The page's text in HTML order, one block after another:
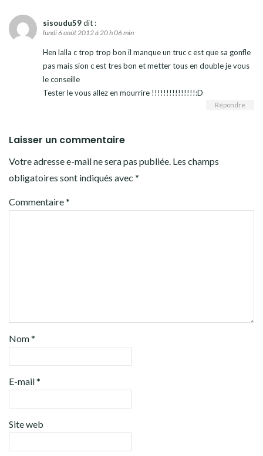
sisoudu59dit :
lundi 6 août 2012 à 20 h 06 min
Hen lalla c trop trop bon il manque un truc c est que sa gonfle
pas mais sion c est tres bon et metter tous en double je vous
le conseille
Tester le vous allez en mourrire !!!!!!!!!!!!!!!:D
Répondre
Laisser un commentaire
Votre adresse e-mail ne sera pas publiée. Les champs
obligatoires sont indiqués avec *
Commentaire*
Nom*
E-mail*
Site web